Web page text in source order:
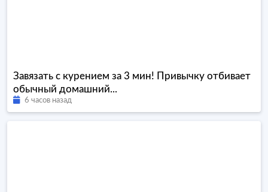
Завязать с курением за 3 мин! Привычку отбивает
обычный домашний...
6 часов назад